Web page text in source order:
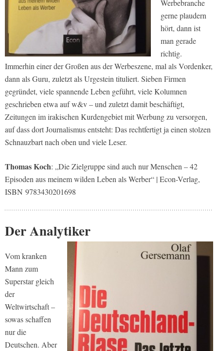
Werbebranche
gerne plaudern
hört, dann ist
man gerade
richtig.
Immerhin einer der Großen aus der Werbeszene, mal als Vordenker,
dann als Guru, zuletzt als Urgestein tituliert. Sieben Firmen
gegründet, viele spannende Leben geführt, viele Kolumnen
geschrieben etwa auf w&v – und zuletzt damit beschäftigt,
Zeitungen im irakischen Kurdengebiet mit Werbung zu versorgen,
auf dass dort Journalismus entsteht: Das rechtfertigt ja einen stolzen
Schnauzbart nach oben und viele Leser.
Thomas Koch: „Die Zielgruppe sind auch nur Menschen – 42
Episoden aus meinem wilden Leben als Werber“ | Econ-Verlag,
ISBN 9783430201698
Der Analytiker
Vom kranken
Mann zum
Superstar gleich
der
Weltwirtschaft –
sowas schaffen
nur die
Deutschen. Aber